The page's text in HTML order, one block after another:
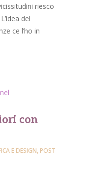
riesco
del
ce l’ho in
con
E DESIGN,POST